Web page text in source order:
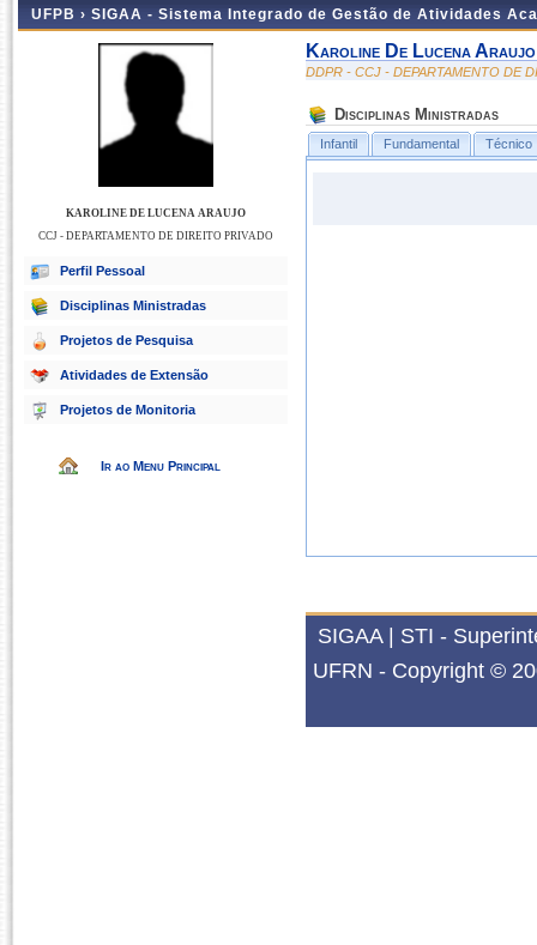
UFPB › SIGAA - Sistema Integrado de Gestão de Atividades
KAROLINE DE LUCENA ARAUJO
CCJ - DEPARTAMENTO DE DIREITO PRIVADO
Perfil Pessoal
Disciplinas Ministradas
Projetos de Pesquisa
Atividades de Extensão
Projetos de Monitoria
Ir ao Menu Principal
Karoline De Lucena Araujo
DDPR - CCJ - DEPARTAMENTO DE
Disciplinas Ministradas
Infantil Fundamental Técnico
SIGAA | STI -
UFRN - Copyright ©